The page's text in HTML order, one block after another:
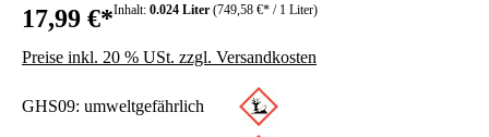
17,99 €*Inhalt: 0.024 Liter (749,58 €* / 1 Liter)
Preise inkl. 20 % USt. zzgl. Versandkosten
GHS09: umweltgefährlich